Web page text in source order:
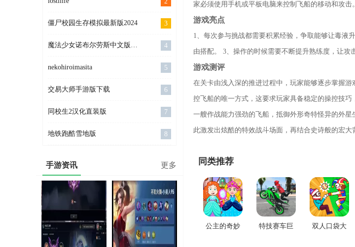
僵尸校园生存模拟最新版2024 3
魔法少女诺布尔劳斯中文版官网手机版 4
nekohiroimasita 5
交易大师手游版下载 6
同校生2汉化直装版 7
地铁跑酷雪地版 8
手游资讯 更多
家必须使用手机或平板电脑来控制飞船的移动和攻击。
游戏亮点
1、每次参与挑战都需要积累经验，争取能够让毒液
由搭配。 3、操作的时候需要不断提升熟练度，让攻
游戏测评
在关卡由浅入深的推进过程中，玩家能够逐步掌握
控飞船的唯一方式，这要求玩家具备稳定的操控技
一艘作战能力强劲的飞船，抵御外形奇特怪异的外
此激发出炫酷的特效战斗场面，再结合史诗般的宏
同类推荐
公主的奇妙
特技赛车巨
双人口袋大